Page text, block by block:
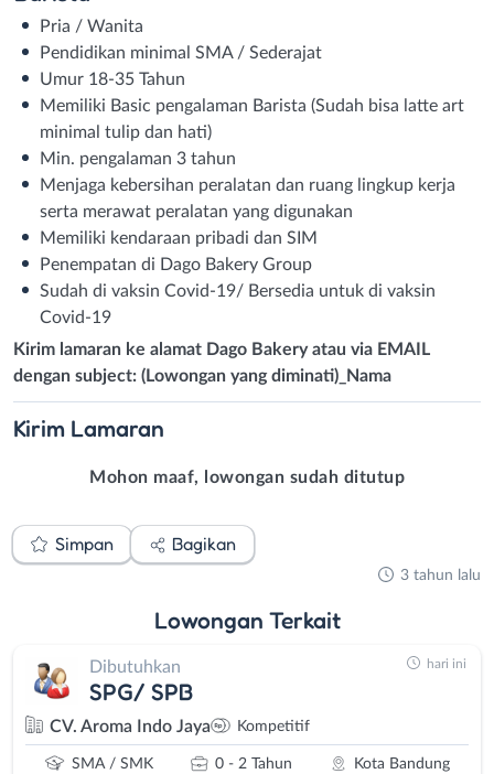
Pria / Wanita
Pendidikan minimal SMA / Sederajat
Umur 18-35 Tahun
Memiliki Basic pengalaman Barista (Sudah bisa latte art
minimal tulip dan hati)
Min. pengalaman 3 tahun
Menjaga kebersihan peralatan dan ruang lingkup kerja
serta merawat peralatan yang digunakan
Memiliki kendaraan pribadi dan SIM
Penempatan di Dago Bakery Group
Sudah di vaksin Covid-19/ Bersedia untuk di vaksin
Covid-19
Kirim lamaran ke alamat Dago Bakery atau via EMAIL
dengan subject: (Lowongan yang diminati)_Nama
Kirim Lamaran
Mohon maaf, lowongan sudah ditutup
Simpan Bagikan
3 tahun lalu
Lowongan Terkait
Dibutuhkan
SPG/ SPB
CV. Aroma Indo Jaya Kompetitif
SMA / SMK 0 - 2 Tahun Kota Bandung
hari ini